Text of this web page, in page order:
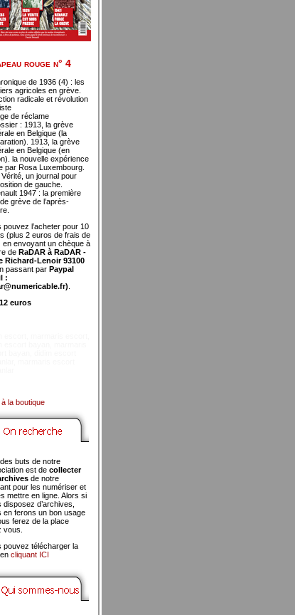
rouge n° 4
de 1936 (4) : les
agricoles en grève.
radicale et révolution
de réclame
: 1913, la grève
en Belgique (la
1913, la grève
en Belgique (en
la nouvelle expérience
par Rosa Luxembourg.
Vérité, un journal pour
de gauche.
1947 : la première
grève de l’après-
pouvez l’acheter pour 10
(plus 2 euros de frais de
en envoyant un chèque à
de RaDAR à RaDAR -
Richard-Lenoir 93100
passant par Paypal
:
euros
à la boutique
des buts de notre
est de collecter
de notre
pour les numériser et
mettre en ligne. Alors si
disposez d’archives,
en ferons un bon usage
ferez de la place
vous.
pouvez télécharger la
cliquant ICI